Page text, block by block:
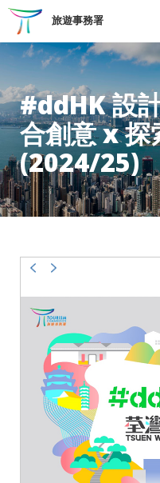
跳至主要內容
旅遊事務署
#ddHK 設
合創意 x 探
(2024/25)